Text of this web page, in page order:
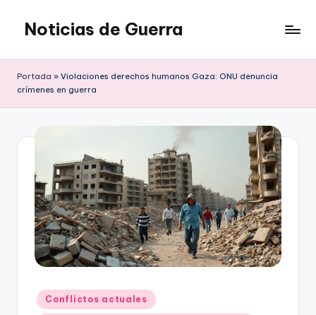
Saltar
contenido
Noticias de Guerra
Portada » Violaciones derechos humanos Gaza: ONU denuncia
crímenes en guerra
Publicado
en
Conflictos actuales